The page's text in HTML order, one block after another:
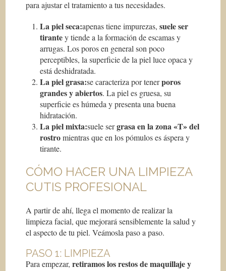
para ajustar el tratamiento a tus necesidades.
La piel seca:apenas tiene impurezas,suele ser
tirantey tiende a la formación de escamas y
arrugas. Los poros en general son poco
perceptibles, la superficie de la piel luce opaca y
está deshidratada.
La piel grasa:se caracteriza por tenerporos
grandes y abiertos. La piel es gruesa, su
superficie es húmeda y presenta una buena
hidratación.
La piel mixta:suele sergrasa en la zona «T» del
rostromientras que en los pómulos es áspera y
tirante.
CÓMO HACER UNA LIMPIEZA
CUTIS PROFESIONAL
A partir de ahí, llega el momento de realizar la
limpieza facial, que mejorará sensiblemente la salud y
el aspecto de tu piel. Veámosla paso a paso.
PASO 1: LIMPIEZA
Para empezar,retiramos los restos de maquillaje y